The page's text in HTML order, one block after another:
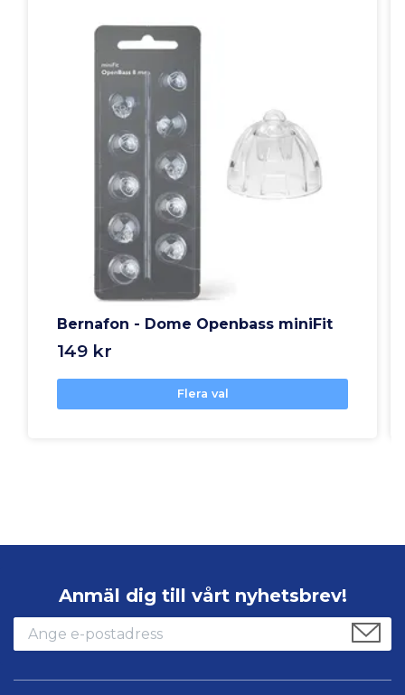
Bernafon - Dome Openbass miniFit
149 kr
Flera val
Anmäl dig till vårt nyhetsbrev!